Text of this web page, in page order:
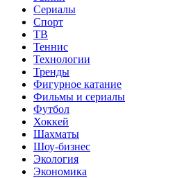
Сериалы
Спорт
ТВ
Теннис
Технологии
Тренды
Фигурное катание
Фильмы и сериалы
Футбол
Хоккей
Шахматы
Шоу-бизнес
Экология
Экономика